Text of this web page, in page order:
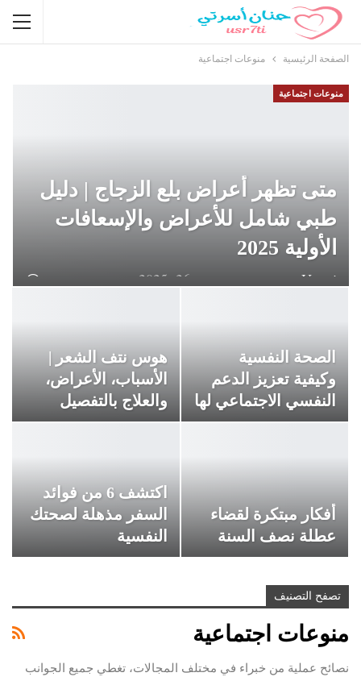
الصفحة الرئيسية منوعات اجتماعية
منوعات اجتماعية
متى تظهر أعراض بلع الزجاج | دليل
طبي شامل للأعراض والإسعافات
الأولية 2025
الصحة النفسية
وكيفية تعزيز الدعم
النفسي الاجتماعي لها
هوس نتف الشعر |
الأسباب، الأعراض،
والعلاج بالتفصيل
أفكار مبتكرة لقضاء
عطلة نصف السنة
اكتشف 6 من فوائد
السفر مذهلة لصحتك
النفسية
تصفح التصنيف
منوعات اجتماعية
نصائح عملية من خبراء في مختلف المجالات، تغطي جميع الجوانب